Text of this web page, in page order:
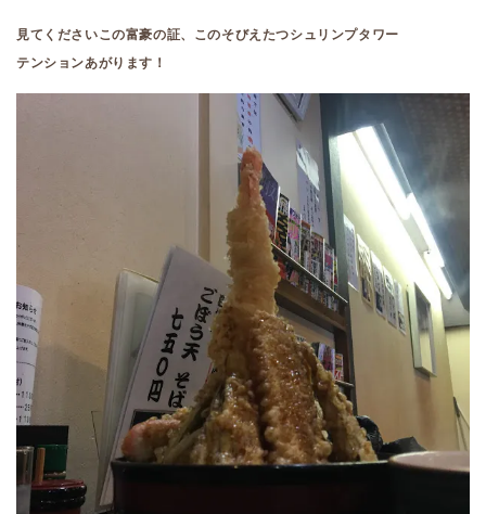
見てくださいこの富豪の証、このそびえたつシュリンプタワー
テンションあがります！